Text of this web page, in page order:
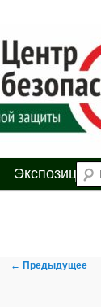
Экспозиция
Навигация по
изображениям
← Предыдущее